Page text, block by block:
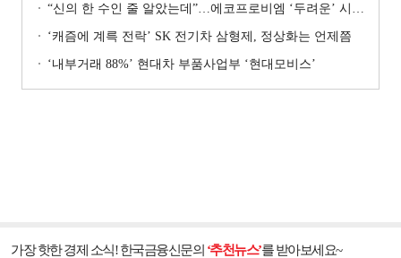
“신의 한 수인 줄 알았는데”…에코프로비엠 ‘두려운’ 시나리오
‘캐즘에 계륵 전락’ SK 전기차 삼형제, 정상화는 언제쯤
‘내부거래 88%ʼ 현대차 부품사업부 ‘현대모비스ʼ
가장 핫한 경제 소식! 한국금융신문의 ‘추천뉴스’를 받아보세요~